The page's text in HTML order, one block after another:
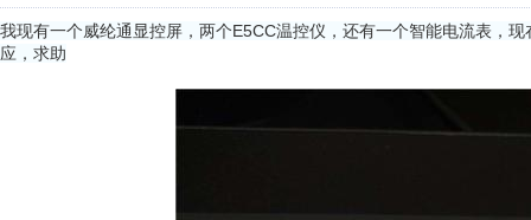
我现有一个威纶通显控屏，两个E5CC温控仪，还有一个智能电流表，
应，求助